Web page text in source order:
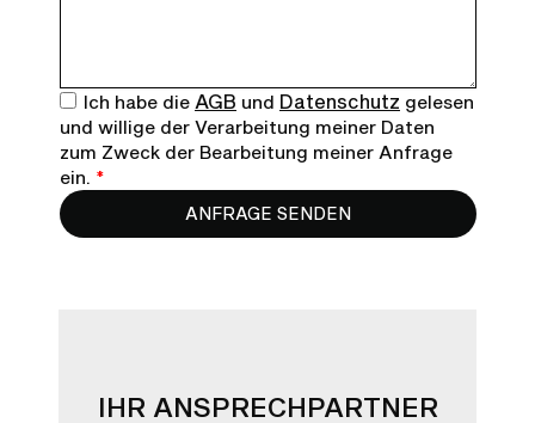
Ich habe die AGB und Datenschutz gelesen
und willige der Verarbeitung meiner Daten
zum Zweck der Bearbeitung meiner Anfrage
ein. *
ANFRAGE SENDEN
IHR ANSPRECHPARTNER